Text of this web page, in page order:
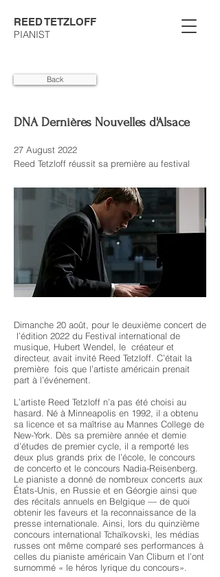
REED TETZLOFF
PIANIST
Back
DNA Dernières Nouvelles d'Alsace
27 August 2022
Reed Tetzloff réussit sa première au festival
Dimanche 20 août, pour le deuxième concert de
l’édition 2022 du Festival international de
musique, Hubert Wendel, le créateur et
directeur, avait invité Reed Tetzloff. C’était la
première fois que l’artiste américain prenait
part à l’événement.
L’artiste Reed Tetzloff n’a pas été choisi au
hasard. Né à Minneapolis en 1992, il a obtenu
sa licence et sa maîtrise au Mannes College de
New-York. Dès sa première année et demie
d’études de premier cycle, il a remporté les
deux plus grands prix de l’école, le concours
de concerto et le concours Nadia-Reisenberg.
Le pianiste a donné de nombreux concerts aux
États-Unis, en Russie et en Géorgie ainsi que
des récitals annuels en Belgique — de quoi
obtenir les faveurs et la reconnaissance de la
presse internationale. Ainsi, lors du quinzième
concours international Tchaïkovski, les médias
russes ont même comparé ses performances à
celles du pianiste américain Van Cliburn et l’ont
surnommé « le héros lyrique du concours».